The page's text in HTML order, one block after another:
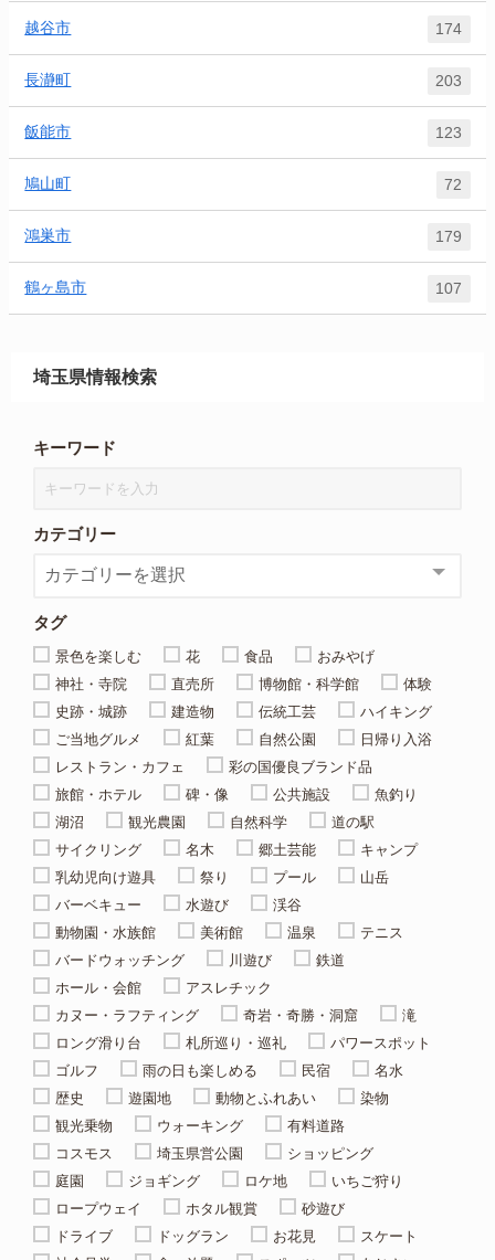
越谷市 174
長瀞町 203
飯能市 123
鳩山町 72
鴻巣市 179
鶴ヶ島市 107
埼玉県情報検索
キーワード
カテゴリー
タグ
景色を楽しむ 花 食品
おみやげ
神社・寺院
直売所 博物館・科学館
体験
史跡・城跡
建造物 伝統工芸
ハイキング
ご当地グルメ
紅葉 自然公園
日帰り入浴
レストラン・カフェ
彩の国優良ブランド品
旅館・ホテル
碑・像 公共施設
魚釣り
湖沼
観光農園 自然科学
道の駅
サイクリング
名木 郷土芸能
キャンプ
乳幼児向け遊具
祭り プール
山岳
バーベキュー
水遊び
渓谷
動物園・水族館
美術館 温泉
テニス
バードウォッチング
川遊び
鉄道
ホール・会館
アスレチック
カヌー・ラフティング
奇岩・奇勝・洞窟
滝
ロング滑り台
札所巡り・巡礼
パワースポット
ゴルフ
雨の日も楽しめる 民宿
名水
歴史
遊園地 動物とふれあい
染物
観光乗物
ウォーキング
有料道路
コスモス
埼玉県営公園
ショッピング
庭園
ジョギング ロケ地
いちご狩り
ロープウェイ
ホタル観賞
砂遊び
ドライブ
ドッグラン お花見
スケート